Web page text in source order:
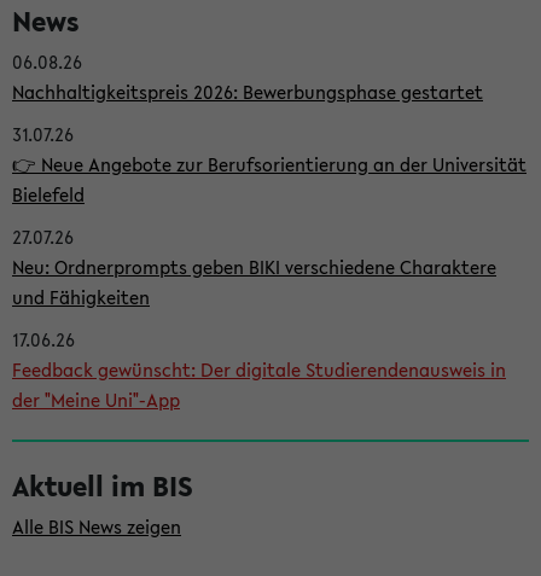
e
i
t
e
n
l
e
i
s
t
e
News
06.08.26
Nachhaltigkeitspreis 2026: Bewerbungsphase gestartet
31.07.26
👉 Neue Angebote zur Berufsorientierung an der Universität
Bielefeld
27.07.26
Neu: Ordnerprompts geben BIKI verschiedene Charaktere
und Fähigkeiten
17.06.26
Feedback gewünscht: Der digitale Studierendenausweis in
der "Meine Uni"-App
Aktuell im BIS
Alle BIS News zeigen